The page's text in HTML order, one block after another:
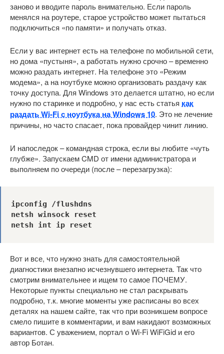
заново и вводите пароль внимательно. Если пароль
менялся на роутере, старое устройство может пытаться
подключиться «по памяти» и получать отказ.
Если у вас интернет есть на телефоне по мобильной сети,
но дома «пустыня», а работать нужно срочно – временно
можно раздать интернет. На телефоне это «Режим
модема», а на ноутбуке можно организовать раздачу как
точку доступа. Для Windows это делается штатно, но если
нужно по старинке и подробно, у нас есть статья как
раздать Wi-Fi с ноутбука на Windows 10. Это не лечение
причины, но часто спасает, пока провайдер чинит линию.
И напоследок – командная строка, если вы любите «чуть
глубже». Запускаем CMD от имени администратора и
выполняем по очереди (после – перезагрузка):
ipconfig /flushdns
netsh winsock reset
netsh int ip reset
Вот и все, что нужно знать для самостоятельной
диагностики внезапно исчезнувшего интернета. Так что
смотрим внимательнее и ищем то самое ПОЧЕМУ.
Некоторые пункты специально не стал раскрывать
подробно, т.к. многие моменты уже расписаны во всех
деталях на нашем сайте, так что при возникшем вопросе
смело пишите в комментарии, и вам накидают возможных
вариантов. С уважением, портал о Wi-Fi WiFiGid и его
автор Ботан.